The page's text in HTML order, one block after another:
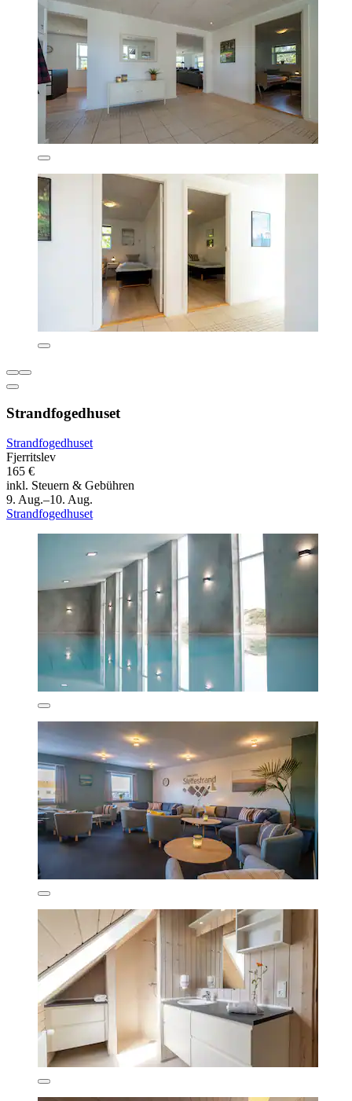
Strandfogedhuset
Strandfogedhuset
Fjerritslev
165 €
inkl. Steuern & Gebühren
9. Aug.–10. Aug.
Strandfogedhuset